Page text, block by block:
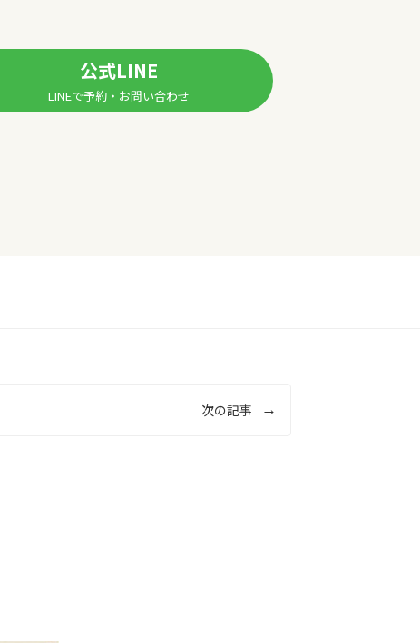
公式LINE
LINEで予約・お問い合わせ
次の記事